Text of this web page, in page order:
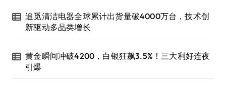
追觅清洁电器全球累计出货量破4000万台，技术创
新驱动多品类增长
黄金瞬间冲破4200，白银狂飙3.5%！三大利好连夜
引爆